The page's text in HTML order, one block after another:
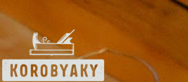
Перейти
навигации
Перейти
содержимому